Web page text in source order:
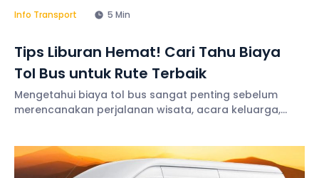
Info Transport 5 Min
Tips Liburan Hemat! Cari Tahu Biaya
Tol Bus untuk Rute Terbaik
Mengetahui biaya tol bus sangat penting sebelum
merencanakan perjalanan wisata, acara keluarga,
lebih terukur sehingga pengeluaran tetap terkendali
selama